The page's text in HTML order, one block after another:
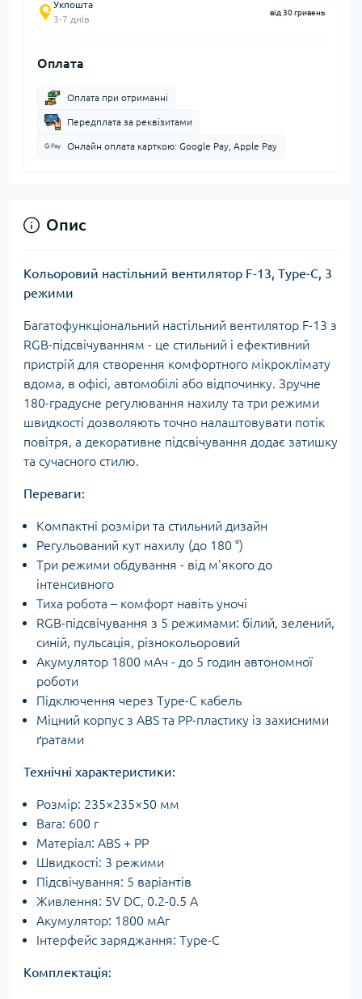
Укпошта
3-7 днів
від 30 гривень
Оплата
Оплата при отриманні
Передплата за реквізитами
Онлайн оплата карткою: Google Pay, Apple Pay
Опис
Кольоровий настільний вентилятор F-13, Type-C, 3
режими
Багатофункціональний настільний вентилятор F-13 з
RGB-підсвічуванням - це стильний і ефективний
пристрій для створення комфортного мікроклімату
вдома, в офісі, автомобілі або відпочинку. Зручне
180-градусне регулювання нахилу та три режими
швидкості дозволяють точно налаштовувати потік
повітря, а декоративне підсвічування додає затишку
та сучасного стилю.
Переваги:
Компактні розміри та стильний дизайн
Регульований кут нахилу (до 180 °)
Три режими обдування - від м'якого до
інтенсивного
Тиха робота – комфорт навіть уночі
RGB-підсвічування з 5 режимами: білий, зелений,
синій, пульсація, різнокольоровий
Акумулятор 1800 мАч - до 5 годин автономної
роботи
Підключення через Type-C кабель
Міцний корпус з ABS та PP-пластику із захисними
ґратами
Технічні характеристики:
Розмір: 235×235×50 мм
Вага: 600 г
Матеріал: ABS + PP
Швидкості: 3 режими
Підсвічування: 5 варіантів
Живлення: 5V DC, 0.2-0.5 A
Акумулятор: 1800 мАг
Інтерфейс заряджання: Type-C
Комплектація: